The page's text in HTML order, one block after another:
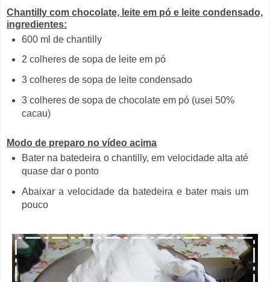
Chantilly com chocolate, leite em pó e leite condensado,
ingredientes:
600 ml de chantilly
2 colheres de sopa de leite em pó
3 colheres de sopa de leite condensado
3 colheres de sopa de chocolate em pó (usei 50%
cacau)
Modo de preparo no vídeo acima
Bater na batedeira o chantilly, em velocidade alta até
quase dar o ponto
Abaixar a velocidade da batedeira e bater mais um
pouco